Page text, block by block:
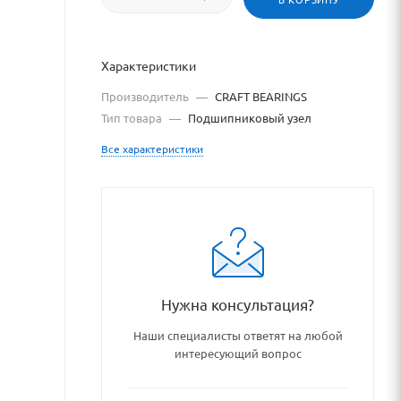
Характеристики
Производитель — CRAFT BEARINGS
Тип товара — Подшипниковый узел
Все характеристики
Нужна консультация?
Наши специалисты ответят на любой
интересующий вопрос